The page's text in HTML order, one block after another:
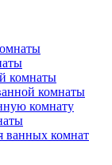
комнаты
комнаты
комнату
ванных комнат